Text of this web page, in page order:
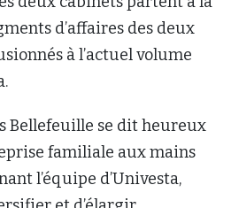
d’affaires des deux
à l’actuel volume
Bellefeuille se dit heureux
familiale aux mains
l’équipe d’Univesta,